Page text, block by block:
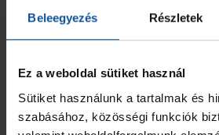
Beleegyezés Részletek
Ez a weboldal sütiket használ
Sütiket használunk a tartalmak és
szabásához, közösségi funkciók
– Miben kell még fejlődni?